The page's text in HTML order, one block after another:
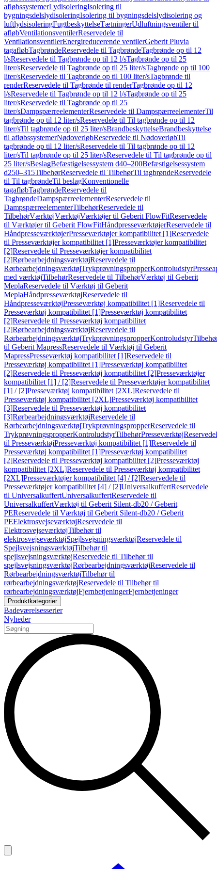
afløbssystemerLydisoleringIsolering til
bygningsdelslydisoleringIsolering til bygningsdelslydisolering og
luftlydsisoleringFugtbeskyttelseTætningerUdluftningsventiler til
afløbVentilationsventilerReservedele til
VentilationsventilerEnergireducerende ventilerGeberit Pluvia
tagafløbTagbrøndeReservedele til TagbrøndeTagbrønde op til 12
l/sReservedele til Tagbrønde op til 12 l/sTagbrønde op til 25
liter/sReservedele til Tagbrønde op til 25 liter/sTagbrønde op til 100
liter/sReservedele til Tagbrønde op til 100 liter/sTagbrønde til
renderReservedele til Tagbrønde til renderTagbrønde op til 12
l/sReservedele til Tagbrønde op til 12 l/sTagbrønde op til 25
liter/sReservedele til Tagbrønde op til 25
liter/sDampspærreelementerReservedele til DampspærreelementerTil
tagbrønde op til 12 liter/sReservedele til Til tagbrønde op til 12
liter/sTil tagbrønde op til 25 liter/sBrandbeskyttelseBrandbeskyttelse
til afløbssystemerNødoverløbReservedele til NødoverløbTil
tagbrønde op til 12 liter/sReservedele til Til tagbrønde op til 12
liter/sTil tagbrønde op til 25 liter/sReservedele til Til tagbrønde op til
25 liter/sBeslagBefæstigelsessystem d40–200Befæstigelsessystem
d250–315TilbehørReservedele til TilbehørTil tagbrøndeReservedele
til Til tagbrøndeTil beslagKonventionelle
tagafløbTagbrøndeReservedele til
TagbrøndeDampspærreelementerReservedele til
DampspærreelementerTilbehørReservedele til
TilbehørVærktøjVærktøjVærktøjer til Geberit FlowFitReservedele
til Værktøjer til Geberit FlowFitHåndpresseværktøjerReservedele til
HåndpresseværktøjerPresseværktøjer kompatibilitet [1]Reservedele
til Presseværktøjer kompatibilitet [1]Presseværktøjer kompatibilitet
[2]Reservedele til Presseværktøjer kompatibilitet
[2]RørbearbejdningsværktøjReservedele til
RørbearbejdningsværktøjTrykprøvningspropperKontroludstyr
med værktøjTilbehørReservedele til TilbehørVærktøj til Geberit
MeplaReservedele til Værktøj til Geberit
MeplaHåndpresseværktøjReservedele til
HåndpresseværktøjPresseværktøj kompatibilitet [1]Reservedele til
Presseværktøj kompatibilitet [1]Presseværktøj kompatibilitet
[2]Reservedele til Presseværktøj kompatibilitet
[2]RørbearbejdningsværktøjReservedele til
RørbearbejdningsværktøjTrykprøvningspropperKontroludstyr
til Geberit MapressReservedele til Værktøj til Geberit
MapressPresseværktøj kompatibilitet [1]Reservedele til
Presseværktøj kompatibilitet [1]Presseværktøj kompatibilitet
[2]Reservedele til Presseværktøj kompatibilitet [2]Presseværktøjer
kompatibilitet [1] / [2]Reservedele til Presseværktøjer kompatibilitet
[1] / [2]Presseværktøj kompatibilitet [2XL]Reservedele til
Presseværktøj kompatibilitet [2XL]Presseværktøj kompatibilitet
[3]Reservedele til Presseværktøj kompatibilitet
[3]RørbearbejdningsværktøjReservedele til
RørbearbejdningsværktøjTrykprøvningspropperReservedele til
TrykprøvningspropperKontroludstyrTilbehørPresseværktøj
til PresseværktøjPresseværktøj kompatibilitet [1]Reservedele til
Presseværktøj kompatibilitet [1]Presseværktøj kompatibilitet
[2]Reservedele til Presseværktøj kompatibilitet [2]Presseværktøj
kompatibilitet [2XL]Reservedele til Presseværktøj kompatibilitet
[2XL]Presseværktøjer kompatibilitet [4] / [2]Reservedele til
Presseværktøjer kompatibilitet [4] / [2]UniversalkuffertReservedele
til UniversalkuffertUniversalkuffertReservedele til
UniversalkuffertVærktøj til Geberit Silent-db20 / Geberit
PEReservedele til Værktøj til Geberit Silent-db20 / Geberit
PEElektrosvejseværktøjReservedele til
ElektrosvejseværktøjTilbehør til
elektrosvejseværktøjSpejlsvejsningsværktøjReservedele til
SpejlsvejsningsværktøjTilbehør til
spejlsvejsningsværktøjReservedele til Tilbehør til
spejlsvejsningsværktøjRørbearbejdningsværktøjReservedele til
RørbearbejdningsværktøjTilbehør til
rørbearbejdningsværktøjReservedele til Tilbehør til
rørbearbejdningsværktøjFjernbetjeningerFjernbetjeninger
Produktkategorier
Badeværelsesserier
Nyheder